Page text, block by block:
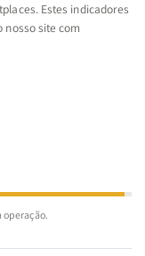
Estes indicadores
site com
operação.